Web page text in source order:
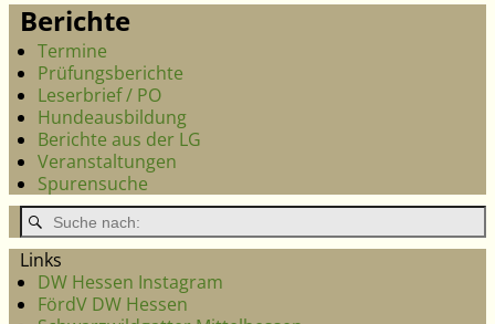
Berichte
Termine
Prüfungsberichte
Leserbrief / PO
Hundeausbildung
Berichte aus der LG
Veranstaltungen
Spurensuche
Links
DW Hessen Instagram
FördV DW Hessen